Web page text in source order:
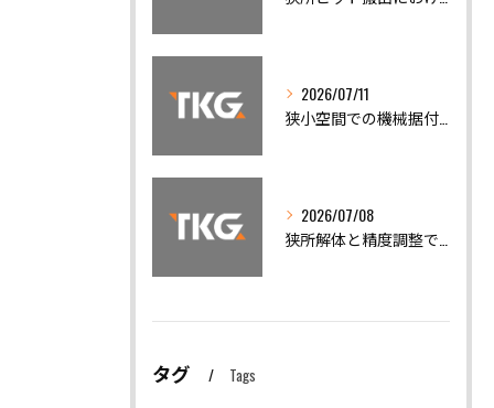
2026/07/11
2026/07/08
タグ Tags